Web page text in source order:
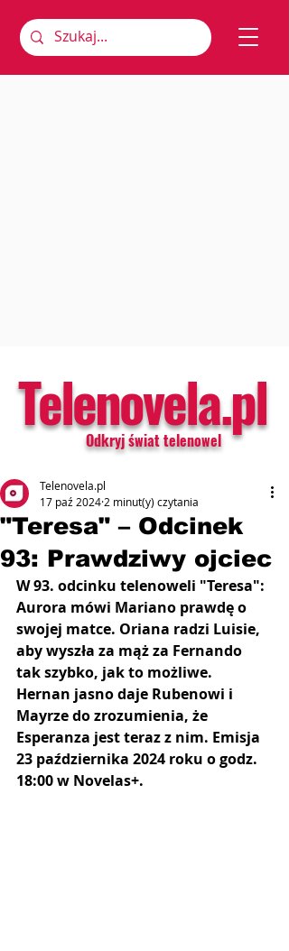
Telenovela.pl
Odkryj świat telenowel
"Teresa" – Odcinek
93: Prawdziwy ojciec
Telenovela.pl
17 paź 2024 2 minut(y) czytania
W 93. odcinku telenoweli "Teresa":
Aurora mówi Mariano prawdę o
swojej matce. Oriana radzi Luisie,
aby wyszła za mąż za Fernando
tak szybko, jak to możliwe.
Hernan jasno daje Rubenowi i
Mayrze do zrozumienia, że ​​
Esperanza jest teraz z nim. Emisja
23 października 2024 roku o godz.
18:00 w Novelas+.